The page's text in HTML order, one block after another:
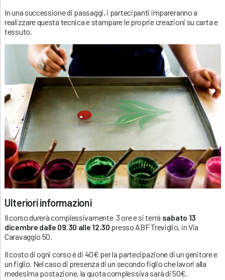
In una successione di passaggi, i partecipanti impareranno a
realizzare questa tecnica e stampare le proprie creazioni su carta e
tessuto.
Ulteriori informazioni
Il corso durerà complessivamente 3 ore e si terrà sabato 13
dicembre dalle 09.30 alle 12.30 presso ABF Treviglio, in Via
Caravaggio 50.
Il costo di ogni corso è di 40€ per la partecipazione di un genitore e
un figlio. Nel caso di presenza di un secondo figlio che lavori alla
medesima postazione, la quota complessiva sarà di 50€.